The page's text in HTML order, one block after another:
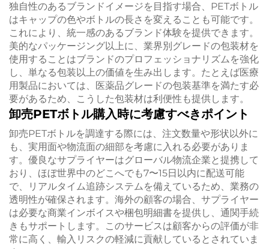
独自性のあるブランドイメージを目指す場合、PETボトル
はキャップの色やボトルの長さを変えることも可能です。
これにより、統一感のあるブランド体験を提供できます。
美的なパッケージング以上に、業界別グレードの包装材を
使用することはブランドのプロフェッショナリズムを強化
し、単なる包装以上の価値を生み出します。たとえば医療
用製品においては、医薬品グレードの包装基準を満たす必
要があるため、こうした包装材は利便性も提供します。
卸売PETボトル購入時に考慮すべきポイント
卸売PETボトルを調達する際には、注文数量や形状以外に
も、実用面や物流面の細部を考慮に入れる必要がありま
す。優良なサプライヤーはグローバル物流企業と提携して
おり、ほぼ世界中のどこへでも7〜15日以内に配送可能
で、リアルタイム追跡システムを備えているため、業務の
透明性が確保されます。海外の顧客の場合、サプライヤー
は必要な商業インボイスや梱包明細書を提供し、通関手続
きもサポートします。このサービスは顧客からの評価が非
常に高く、輸入リスクの軽減に貢献しているとされていま